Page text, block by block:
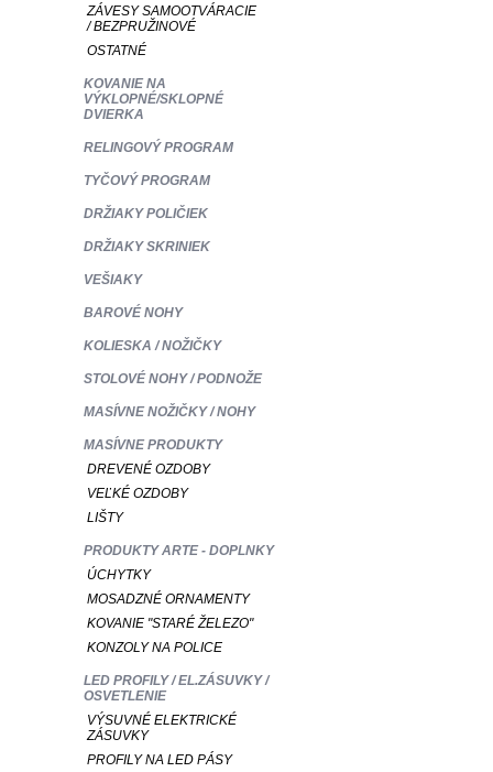
ZÁVESY SAMOOTVÁRACIE
/ BEZPRUŽINOVÉ
OSTATNÉ
KOVANIE NA
VÝKLOPNÉ/SKLOPNÉ
DVIERKA
RELINGOVÝ PROGRAM
TYČOVÝ PROGRAM
DRŽIAKY POLIČIEK
DRŽIAKY SKRINIEK
VEŠIAKY
BAROVÉ NOHY
KOLIESKA / NOŽIČKY
STOLOVÉ NOHY / PODNOŽE
MASÍVNE NOŽIČKY / NOHY
MASÍVNE PRODUKTY
DREVENÉ OZDOBY
VEĽKÉ OZDOBY
LIŠTY
PRODUKTY ARTE - DOPLNKY
ÚCHYTKY
MOSADZNÉ ORNAMENTY
KOVANIE "STARÉ ŽELEZO"
KONZOLY NA POLICE
LED PROFILY / EL.ZÁSUVKY /
OSVETLENIE
VÝSUVNÉ ELEKTRICKÉ
ZÁSUVKY
PROFILY NA LED PÁSY